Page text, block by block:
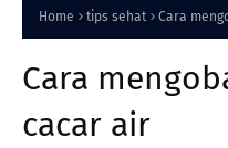
Home tips sehat Cara
Cara
cacar air